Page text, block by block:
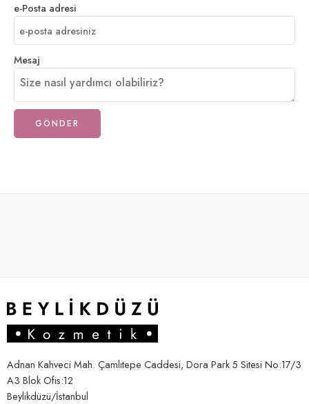
e-Posta adresi
Mesaj
Adnan Kahveci Mah. Çamlıtepe Caddesi, Dora Park 5 Sitesi No:17/3
A3 Blok Ofis:12
Beylikdüzü/İstanbul